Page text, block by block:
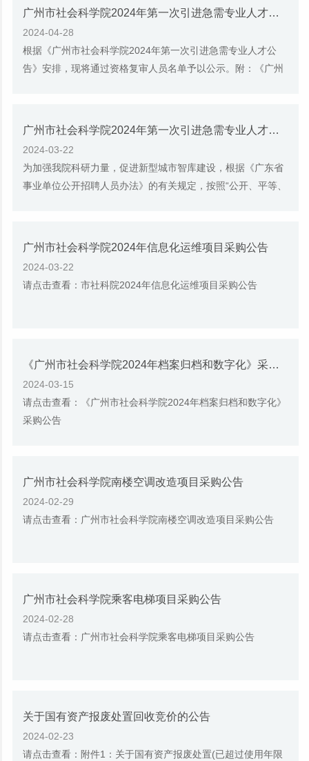
广州市社会科学院2024年第一次引进急需专业人才通过资格复审人员名单的公示
2024-04-28
根据《广州市社会科学院2024年第一次引进急需专业人才公
告》安排，现将通过资格复审人员名单予以公示。附：《广州
广州市社会科学院2024年第一次引进急需专业人才公告
2024-03-22
为加强我院科研力量，促进新型城市智库建设，根据《广东省
事业单位公开招聘人员办法》的有关规定，按照“公开、平等、
广州市社会科学院2024年信息化运维项目采购公告
2024-03-22
请点击查看：市社科院2024年信息化运维项目采购公告
《广州市社会科学院2024年档案归档和数字化》采购公告
2024-03-15
请点击查看：《广州市社会科学院2024年档案归档和数字化》
采购公告
广州市社会科学院南楼空调改造项目采购公告
2024-02-29
请点击查看：广州市社会科学院南楼空调改造项目采购公告
广州市社会科学院乘客电梯项目采购公告
2024-02-28
请点击查看：广州市社会科学院乘客电梯项目采购公告
关于国有资产报废处置回收竞价的公告
2024-02-23
请点击查看：附件1：关于国有资产报废处置(已超过使用年限